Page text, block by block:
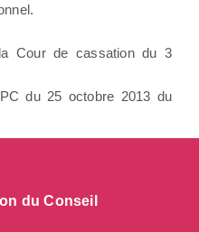
Cour de cassation du 3
du 25 octobre 2013 du
du Conseil